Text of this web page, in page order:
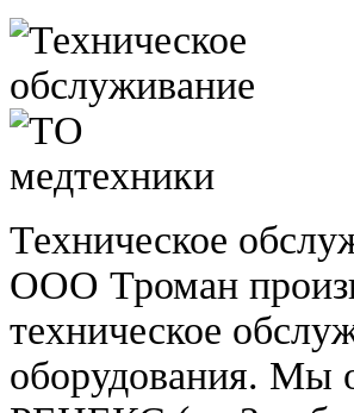
Техническое
ООО Троман
техническое
оборудования. Мы